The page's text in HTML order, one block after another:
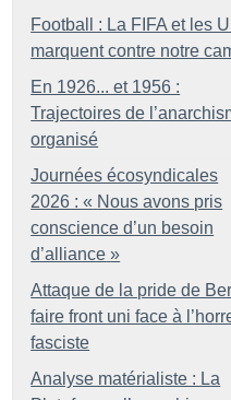
Football : La FIFA et les
marquent contre notre
En 1926... et 1956 :
Trajectoires de
organisé
Journées écosyndicales
2026 : « Nous avons pris
conscience d’un besoin
d’alliance »
Attaque de la pride de
faire front uni face à
fasciste
Analyse matérialiste : La